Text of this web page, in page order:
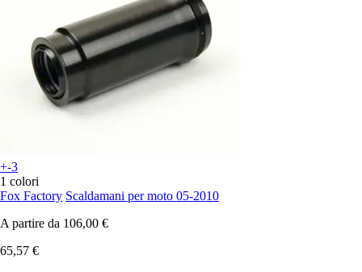
+-3
1 colori
Fox Factory Scaldamani per moto 05-2010
A partire da 106,00 €
65,57 €